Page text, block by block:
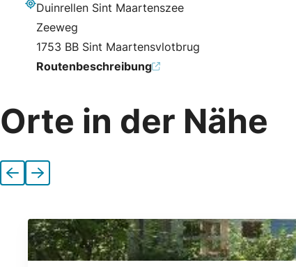
Duinrellen Sint Maartenszee
Zeeweg
1753 BB Sint Maartensvlotbrug
Routenbeschreibung
Orte in der Nähe
Vorherige
Nächste